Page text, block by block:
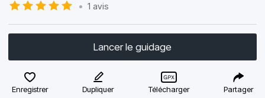
• 1 avis
Lancer le guidage
Enregistrer Dupliquer Télécharger Partager